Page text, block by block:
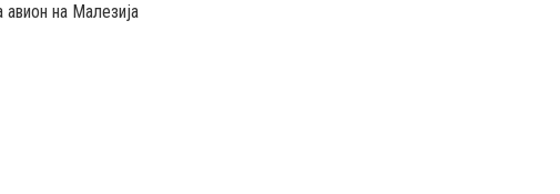
на Малезија